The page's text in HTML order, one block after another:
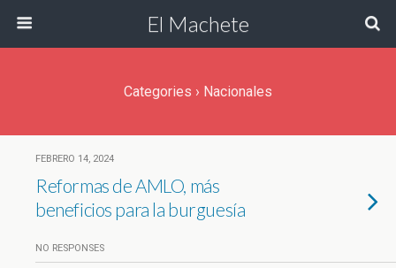
El Machete
Categories › Nacionales
FEBRERO 14, 2024
Reformas de AMLO, más
beneficios para la burguesía
NO RESPONSES